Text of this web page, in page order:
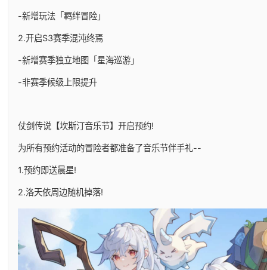
-新增玩法「羁绊冒险」
2.开启S3赛季混沌终焉
-新增赛季独立地图「星海巡游」
-非赛季候级上限提升
仗剑传说【坎斯汀音乐节】开启预约!
为所有预约活动的冒险者都准备了音乐节伴手礼--
1.预约即送晨星!
2.洛天依周边随机掉落!